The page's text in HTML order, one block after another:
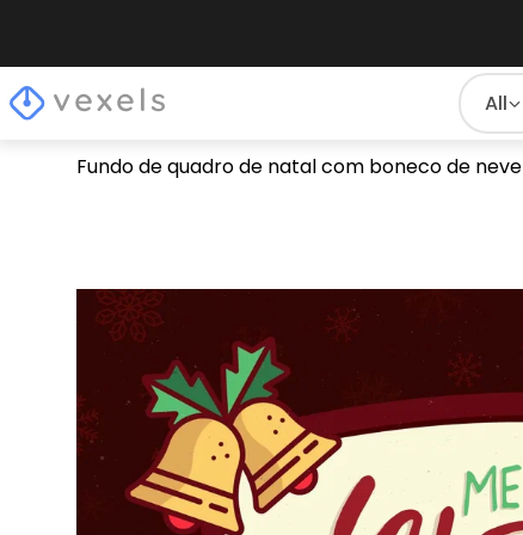
All
Fundo de quadro de natal com boneco de neve